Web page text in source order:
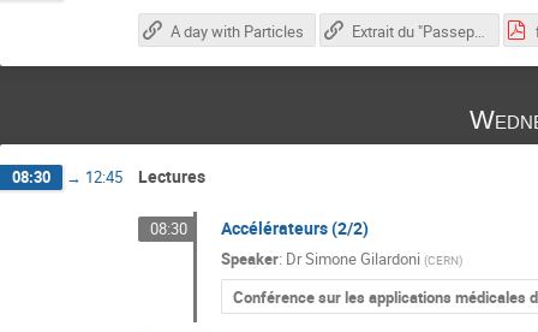
A day with Particles
08:30 → 12:45 Lectures
08:30 Accélérateurs (2/2)
Speaker: DrSimone Gilardoni (CERN)
Conférence sur les applications médicales